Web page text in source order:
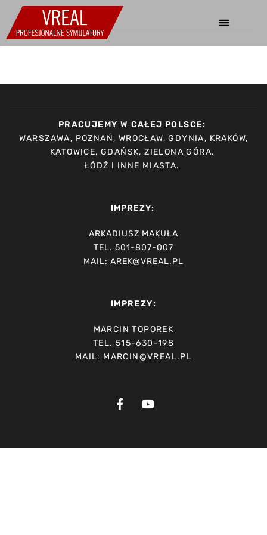
PRACUJEMY W CAŁEJ POLSCE:
WARSZAWA, POZNAŃ, WROCŁAW, GDYNIA, KRAKÓW,
KATOWICE, GDAŃSK, ZIELONA GÓRA,
ŁÓDŹ I INNE MIASTA.
IMPREZY:
ARKADIUSZ MAKUŁA
TEL. 501-807-007
MAIL: AREK@VREAL.PL
IMPREZY:
MARCIN TOPOREK
TEL. 515-630-198
MAIL: MARCIN@VREAL.PL